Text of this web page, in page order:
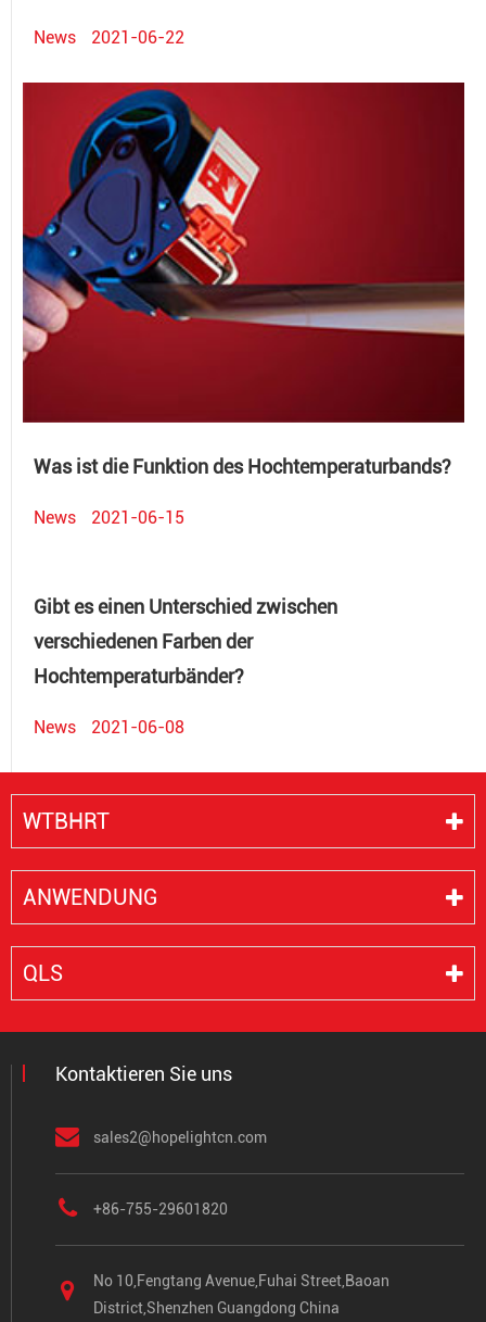
News 2021-06-22
Was ist die Funktion des Hochtemperaturbands?
News 2021-06-15
Gibt es einen Unterschied zwischen
verschiedenen Farben der
Hochtemperaturbänder?
News 2021-06-08
WTBHRT
ANWENDUNG
QLS
Kontaktieren Sie uns
sales2@hopelightcn.com
+86-755-29601820
No 10,Fengtang Avenue,Fuhai Street,Baoan
District,Shenzhen Guangdong China